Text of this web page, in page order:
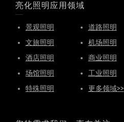
亮化照明应用领域
景观照明 道路照明
文旅照明
机场照明
酒店照明
商业照明
场馆照明
工业照明
特殊照明
更多领域>>